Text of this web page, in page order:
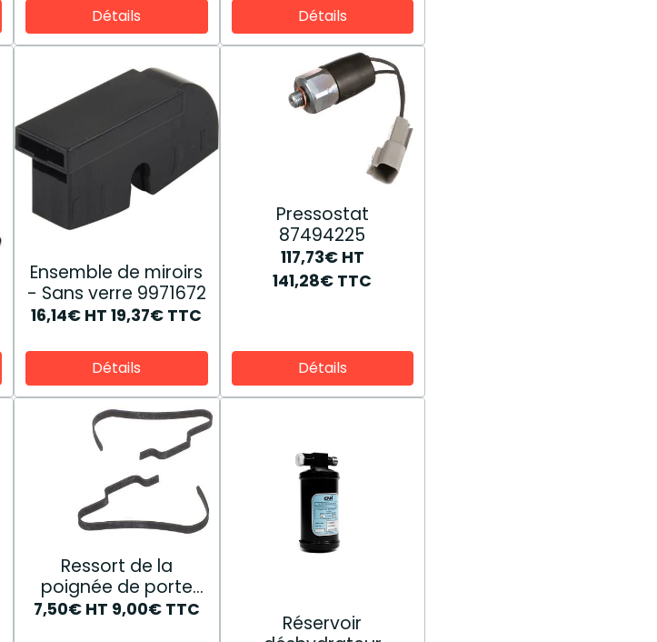
Détails Détails
Ensemble de miroirs
- Sans verre 9971672
16,14€ HT 19,37€ TTC
Détails
Pressostat
87494225
117,73€ HT
141,28€ TTC
Détails
Ressort de la
poignée de porte
82035974
7,50€ HT 9,00€ TTC
Réservoir